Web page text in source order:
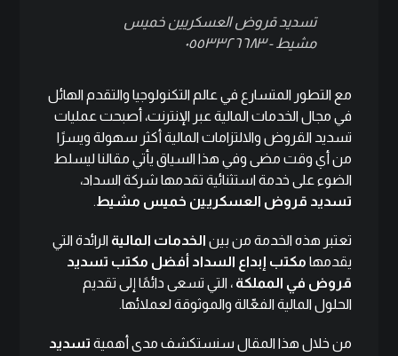
تسديد قروض العسكريين خميس
مشيط - ٠٥٥٣٣٢٦٦٨٣
مع التطور المتسارع في عالم التكنولوجيا والتقدم الهائل
في مجال الخدمات المالية عبر الإنترنت، أصبحت عمليات
تسديد القروض والالتزامات المالية أكثر سهولة ويسرًا
من أي وقت مضى وفي هذا السياق يأتي مقالنا ليسلط
الضوء على خدمة استثنائية تقدمها شركة السداد،
تسديد قروض العسكريين خميس مشيط.
تعتبر هذه الخدمة من بين الخدمات المالية الرائدة التي
يقدمها مكتب إبداع السداد أفضل مكتب تسديد
قروض في المملكة ، التي تسعى دائمًا إلى تقديم
الحلول المالية الفعّالة والموثوقة لعملائها.
من خلال هذا المقال سنستكشف مدى أهمية تسديد